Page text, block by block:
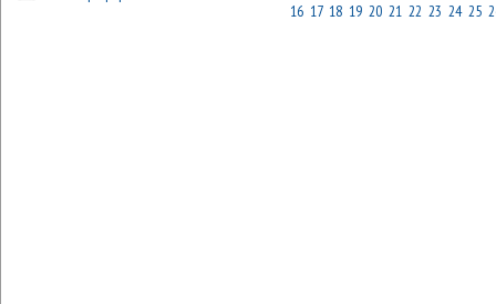
16 17 18 19 20 21 22 23 24 25